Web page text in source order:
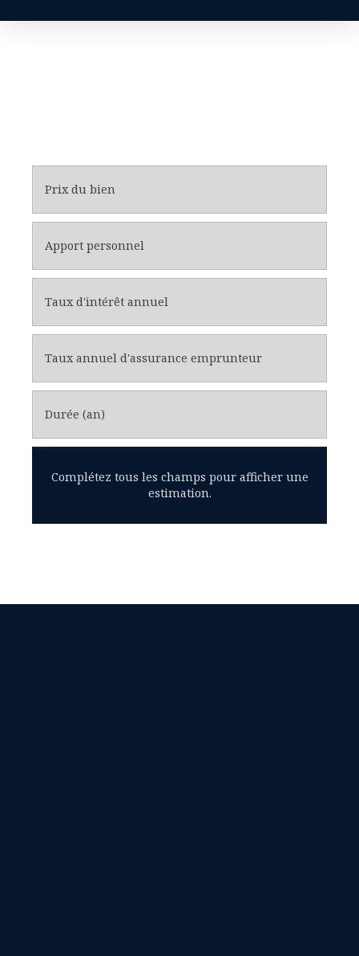
Prix du bien
Apport personnel
Taux d'intérêt annuel
Taux annuel d'assurance emprunteur
Durée (an)
Complétez tous les champs pour afficher une
estimation.